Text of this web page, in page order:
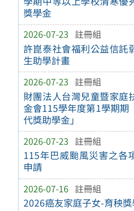
獎學金
2026-07-23 註冊組
許崑泰社會福利公益信託
生助學計畫
2026-07-23 註冊組
財團法人台灣兒童暨家庭
金會115學年度第1學期期
代獎助學金」
2026-07-23 註冊組
115年巴威颱風災害之各
申請
2026-07-16 註冊組
2026癌友家庭子女-育秧